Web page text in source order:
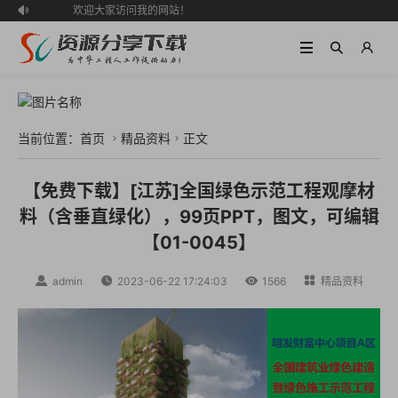
 欢迎大家访问我的网站！
当前位置： 首页  精品资料  正文
【免费下载】[江苏]全国绿色示范工程观摩材
料（含垂直绿化），99页PPT，图文，可编辑
【01-0045】
 admin  2023-06-22 17:24:03  1566  精品资料